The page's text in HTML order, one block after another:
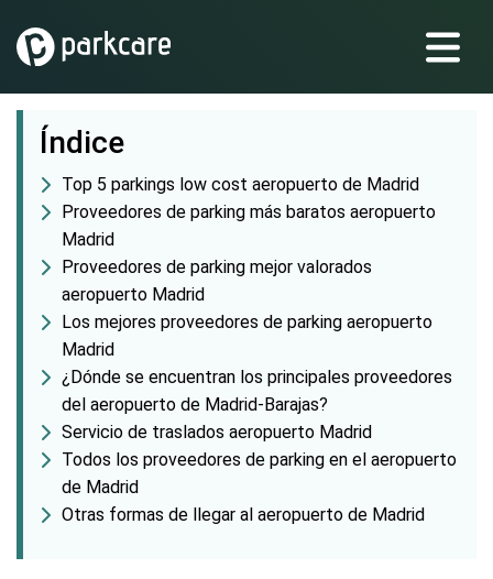
Índice
Top 5 parkings low cost aeropuerto de Madrid
Proveedores de parking más baratos aeropuerto
Madrid
Proveedores de parking mejor valorados
aeropuerto Madrid
Los mejores proveedores de parking aeropuerto
Madrid
¿Dónde se encuentran los principales proveedores
del aeropuerto de Madrid-Barajas?
Servicio de traslados aeropuerto Madrid
Todos los proveedores de parking en el aeropuerto
de Madrid
Otras formas de llegar al aeropuerto de Madrid